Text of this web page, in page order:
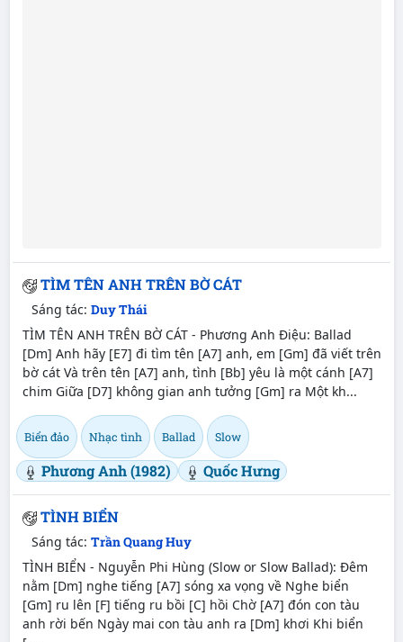
TÌM TÊN ANH TRÊN BỜ CÁT
Sáng tác: Duy Thái
TÌM TÊN ANH TRÊN BỜ CÁT - Phương Anh Điệu: Ballad
[Dm] Anh hãy [E7] đi tìm tên [A7] anh, em [Gm] đã viết trên
bờ cát Và trên tên [A7] anh, tình [Bb] yêu là một cánh [A7]
chim Giữa [D7] không gian anh tưởng [Gm] ra Một kh...
Biển đảo Nhạc tình Ballad Slow
Phương Anh (1982) Quốc Hưng
TÌNH BIỂN
Sáng tác: Trần Quang Huy
TÌNH BIỂN - Nguyễn Phi Hùng (Slow or Slow Ballad): Ðêm
nằm [Dm] nghe tiếng [A7] sóng xa vọng về Nghe biển
[Gm] ru lên [F] tiếng ru bồi [C] hồi Chờ [A7] đón con tàu
anh rời bến Ngày mai con tàu anh ra [Dm] khơi Khi biển